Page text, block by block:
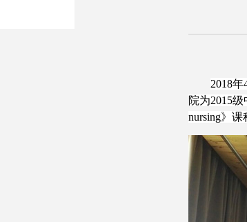
2018年
院为2015级
nursing》